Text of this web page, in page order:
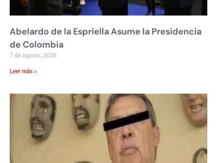
Abelardo de la Espriella Asume la Presidencia
de Colombia
7 de agosto, 2026
Leer más »